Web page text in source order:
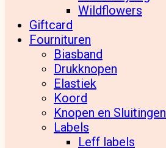
Wildflowers
Giftcard
Fournituren
Biasband
Drukknopen
Elastiek
Koord
Knopen en Sluitingen
Labels
Leff labels